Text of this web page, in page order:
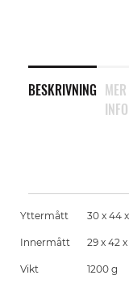
BESKRIVNING MER
Yttermått 30 x 44
Innermått 29 x 42
Vikt 1200 g